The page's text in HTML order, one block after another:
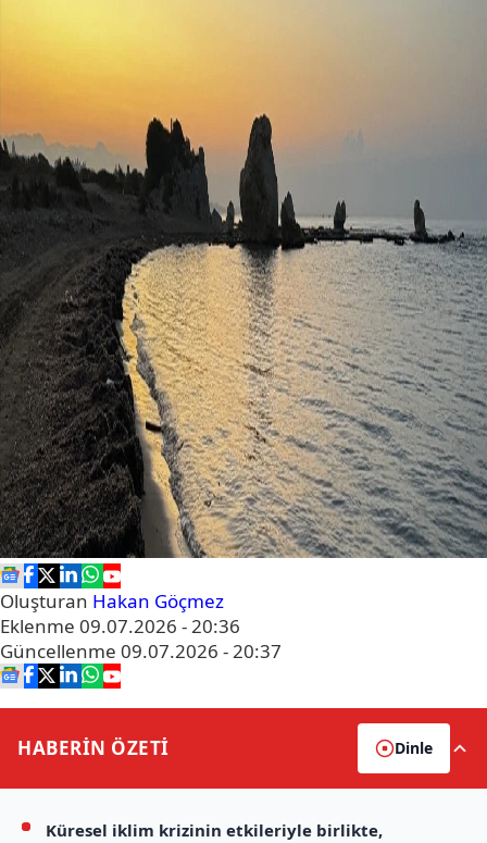
Oluşturan Hakan Göçmez
Eklenme 09.07.2026 - 20:36
Güncellenme 09.07.2026 - 20:37
HABERİN ÖZETİ Dinle
Küresel iklim krizinin etkileriyle birlikte,